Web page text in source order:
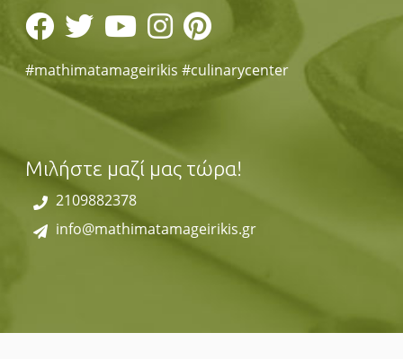
#mathimatamageirikis #culinarycenter
Μιλήστε μαζί μας τώρα!
2109882378
info@mathimatamageirikis.gr